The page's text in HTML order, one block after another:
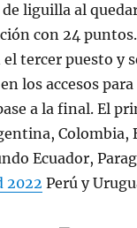
de liguilla al
con 24
tercer puesto y
los accesos
a la final. El
Colombia,
Ecuador,
2022 Perú y